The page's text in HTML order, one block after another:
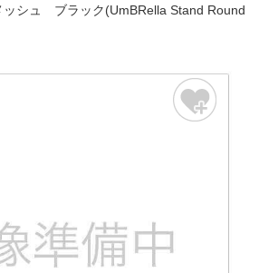
ッシュ ブラック(UmBRella Stand Round